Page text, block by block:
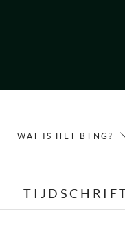
WAT IS HET BTNG?